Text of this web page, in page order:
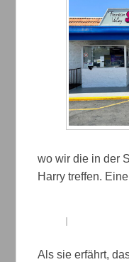
wo wir die in der
Harry treffen.
Als sie erfährt,